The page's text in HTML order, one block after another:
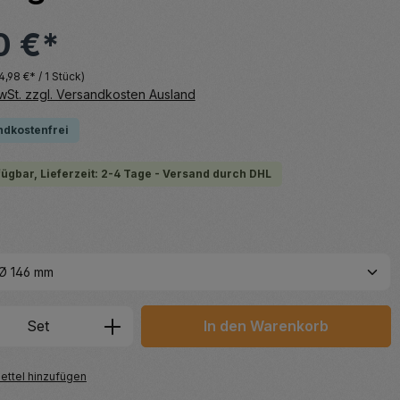
€*
€* / 1 Stück)
zzgl. Versandkosten Ausland
Lieferzeit: 2-4 Tage - Versand durch DHL
Gib den gewünschten Wert
Set In den Warenkorb
hinzufügen